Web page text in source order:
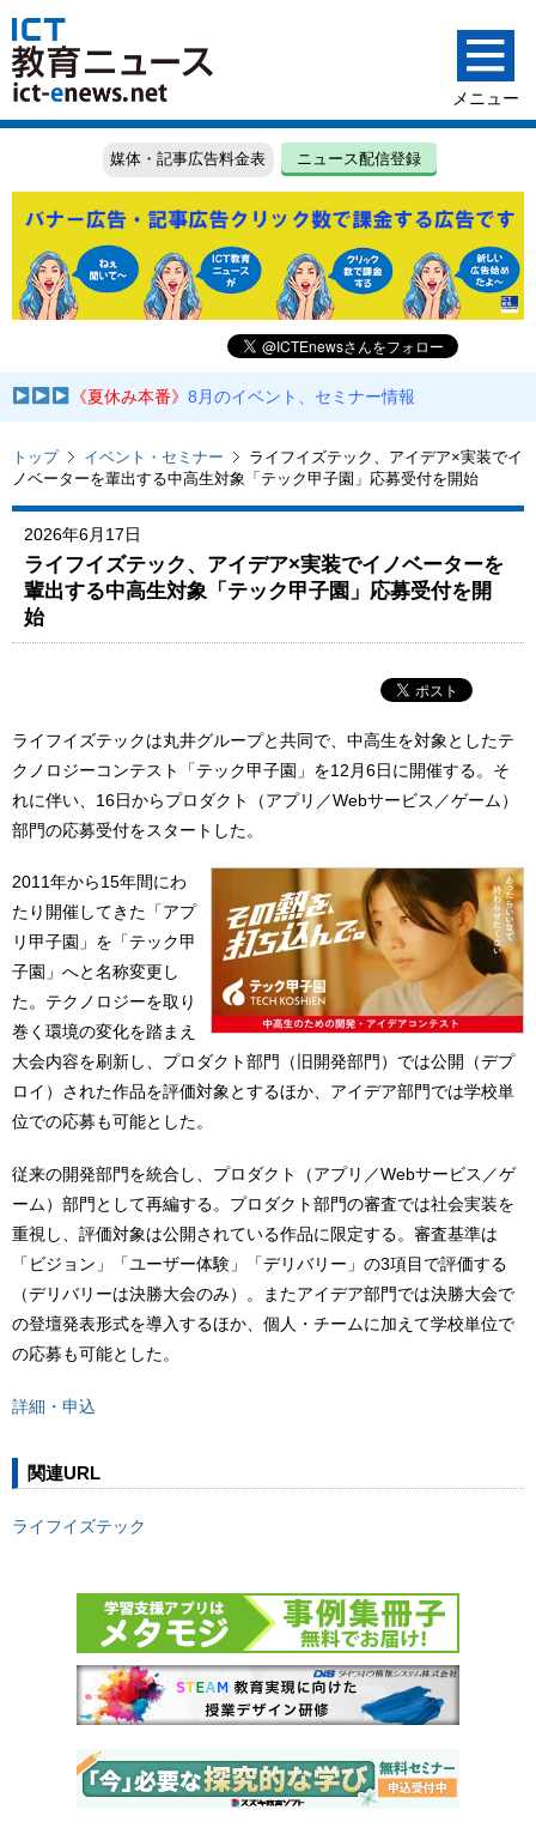
媒体・記事広告料金表 ニュース配信登録
《夏休み本番》8月のイベント、セミナー情報
トップ イベント・セミナー
ライフイズテック、アイデア×実装でイ
ノベーターを輩出する中高生対象「テック甲子園」応募受付を開始
2026年6月17日
ライフイズテック、アイデア×実装でイノベーターを
輩出する中高生対象「テック甲子園」応募受付を開
始
ライフイズテックは丸井グループと共同で、中高生を対象としたテ
クノロジーコンテスト「テック甲子園」を12月6日に開催する。そ
れに伴い、16日からプロダクト（アプリ／Webサービス／ゲーム）
部門の応募受付をスタートした。
2011年から15年間にわ
たり開催してきた「アプ
リ甲子園」を「テック甲
子園」へと名称変更し
た。テクノロジーを取り
巻く環境の変化を踏まえ
大会内容を刷新し、プロダクト部門（旧開発部門）では公開（デプ
ロイ）された作品を評価対象とするほか、アイデア部門では学校単
位での応募も可能とした。
従来の開発部門を統合し、プロダクト（アプリ／Webサービス／ゲ
ーム）部門として再編する。プロダクト部門の審査では社会実装を
重視し、評価対象は公開されている作品に限定する。審査基準は
「ビジョン」「ユーザー体験」「デリバリー」の3項目で評価する
（デリバリーは決勝大会のみ）。またアイデア部門では決勝大会で
の登壇発表形式を導入するほか、個人・チームに加えて学校単位で
の応募も可能とした。
詳細・申込
関連URL
ライフイズテック